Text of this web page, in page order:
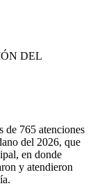
DEL
de 765 atenciones
del 2026, que
en donde
y atendieron